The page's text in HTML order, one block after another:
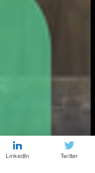
LinkedIn Twitter